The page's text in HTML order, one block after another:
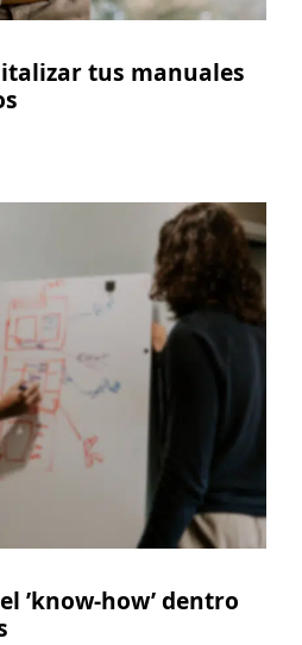
tus manuales
’know-how’ dentro